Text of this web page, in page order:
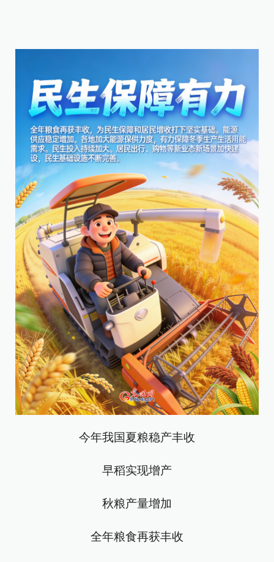
今年我国夏粮稳产丰收
早稻实现增产
秋粮产量增加
全年粮食再获丰收